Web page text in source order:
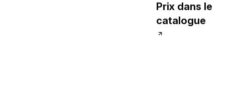
Prix dans le
catalogue